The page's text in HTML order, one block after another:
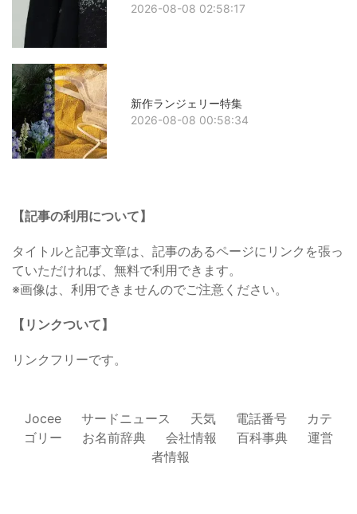
2026-08-08 02:58:17
新作ランジェリー特集
2026-08-08 00:58:34
【記事の利用について】
タイトルと記事文章は、記事のあるページにリンクを張っ
ていただければ、無料で利用できます。
※画像は、利用できませんのでご注意ください。
【リンクついて】
リンクフリーです。
Jocee サードニュース 天気 電話番号
カテ
ゴリー
お名前辞典 会社情報 百科事典
運営
者情報